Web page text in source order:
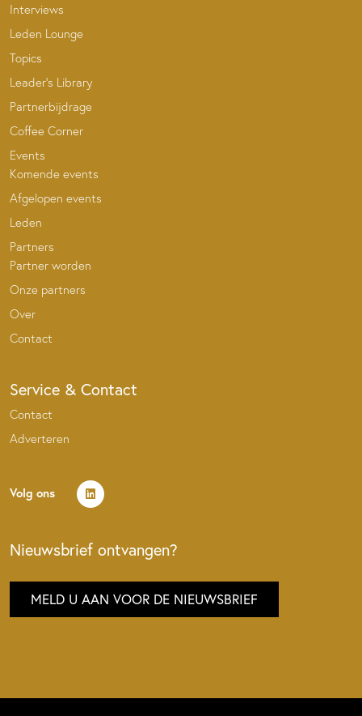
Interviews
Leden Lounge
Topics
Leader’s Library
Partnerbijdrage
Coffee Corner
Events
Komende events
Afgelopen events
Leden
Partners
Partner worden
Onze partners
Over
Contact
Service & Contact
Contact
Adverteren
Volg ons
Nieuwsbrief ontvangen?
MELD U AAN VOOR DE NIEUWSBRIEF